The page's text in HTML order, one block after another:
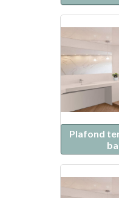
Plafond